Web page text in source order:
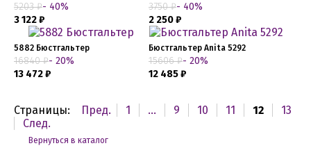
5203 ₽- 40%
3 122 ₽
3750 ₽- 40%
2 250 ₽
5882 Бюстгальтер
16840 ₽- 20%
13 472 ₽
Бюстгальтер Anita 5292
15606 ₽- 20%
12 485 ₽
Вернуться в каталог
Страницы: Пред. 1 ... 9 10 11 12
13
След.